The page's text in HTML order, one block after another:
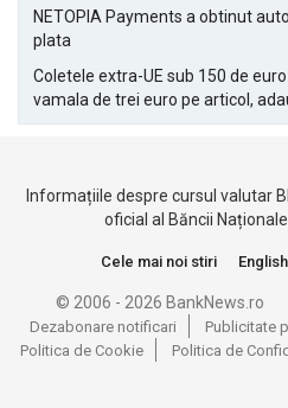
NETOPIA Payments a obtinut
plata
Coletele extra-UE sub 150 de
vamala de trei euro pe articol,
Informațiile despre cursul valutar
oficial al Băncii
Cele mai noi stiri English
© 2006 - 2026 BankNews.ro
Dezabonare notificari
Publicitate
Politica de Cookie
Politica de